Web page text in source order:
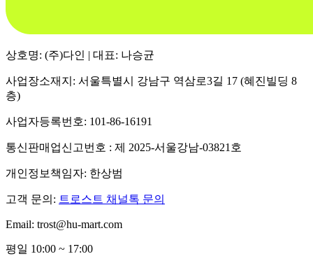
상호명: (주)다인 | 대표: 나승균
사업장소재지: 서울특별시 강남구 역삼로3길 17 (혜진빌딩 8
층)
사업자등록번호: 101-86-16191
통신판매업신고번호 : 제 2025-서울강남-03821호
개인정보책임자: 한상범
고객 문의: 트로스트 채널톡 문의
Email: trost@hu-mart.com
평일 10:00 ~ 17:00